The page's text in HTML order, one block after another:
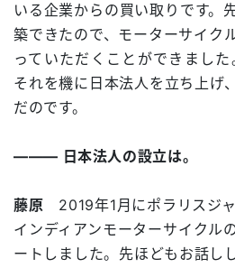
いる企業からの買い取りです。
築できたので、モーターサイク
っていただくことができました
それを機に日本法人を立ち上げ
だのです。
――― 日本法人の設立は。
藤原 2019年1月にポラリスジ
インディアンモーターサイクル
ートしました。先ほどもお話し